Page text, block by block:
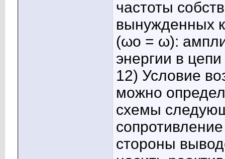
частоты
вынужденных
(ωo = ω):
энергии в
12) Условие
можно
схемы
стороны